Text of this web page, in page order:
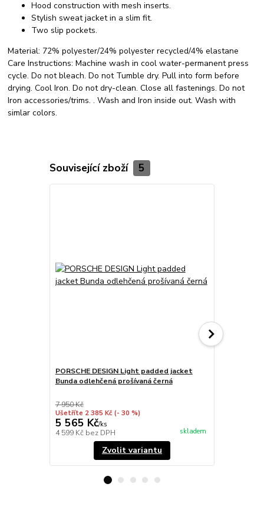
Hood construction with mesh inserts.
Stylish sweat jacket in a slim fit.
Two slip pockets.
Material: 72% polyester/24% polyester recycled/4% elastane
Care Instructions:Machine wash in cool water-permanent press
cycle. Do not bleach. Do not Tumble dry. Pull into form before
drying. Cool Iron. Do not dry-clean. Close all fastenings. Do not
Iron accessories/trims. . Wash and Iron inside out. Wash with
simlar colors.
Související zboží 5
PORSCHE DESIGN Light padded jacket
Bunda odlehčená prošívaná černá
7 950 Kč
Ušetříte 2 385 Kč (- 30 %)
5 565 Kč/ks
4 599 Kč bez DPH skladem
Zvolit variantu